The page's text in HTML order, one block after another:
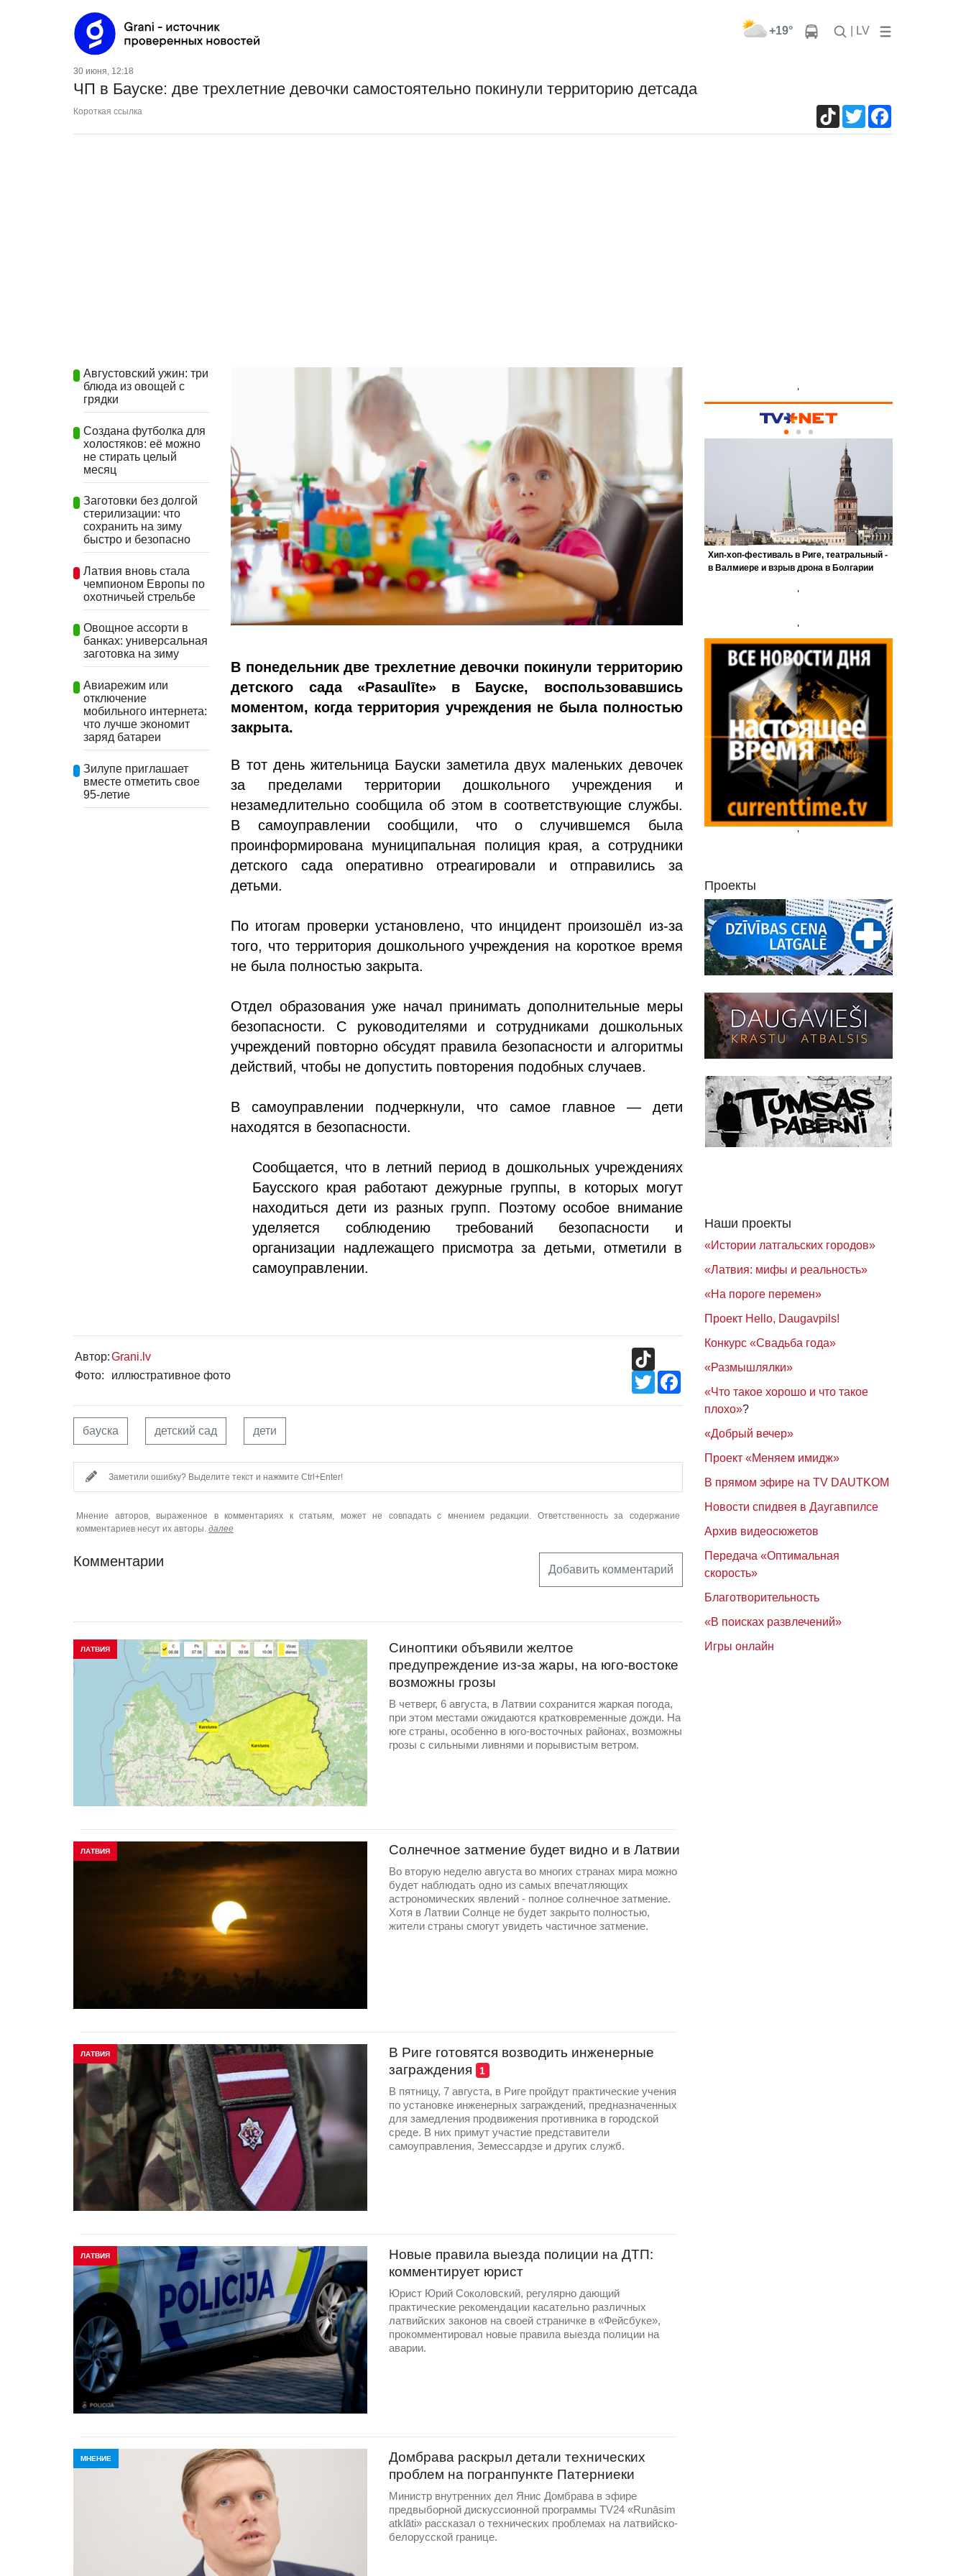
+19° | LV
30 июня, 12:18
ЧП в Бауске: две трехлетние девочки самостоятельно покинули территорию детсада
Короткая ссылка TikTokTwitter
Августовский ужин: три
блюда из овощей с
грядки
Создана футболка для
холостяков: её можно
не стирать целый
месяц
Заготовки без долгой
стерилизации: что
сохранить на зиму
быстро и безопасно
Латвия вновь стала
чемпионом Европы по
охотничьей стрельбе
Овощное ассорти в
банках: универсальная
заготовка на зиму
Авиарежим или
отключение
мобильного интернета:
что лучше экономит
заряд батареи
Зилупе приглашает
вместе отметить свое
95-летие
В понедельник две трехлетние девочки покинули территорию
детского сада «Pasaulīte» в Бауске, воспользовавшись
моментом, когда территория учреждения не была полностью
закрыта.
В тот день жительница Бауски заметила двух маленьких девочек
за пределами территории дошкольного учреждения и
незамедлительно сообщила об этом в соответствующие службы.
В самоуправлении сообщили, что о случившемся была
проинформирована муниципальная полиция края, а сотрудники
детского сада оперативно отреагировали и отправились за
детьми.
По итогам проверки установлено, что инцидент произошёл из-за
того, что территория дошкольного учреждения на короткое время
не была полностью закрыта.
Отдел образования уже начал принимать дополнительные меры
безопасности. С руководителями и сотрудниками дошкольных
учреждений повторно обсудят правила безопасности и алгоритмы
действий, чтобы не допустить повторения подобных случаев.
В самоуправлении подчеркнули, что самое главное — дети
находятся в безопасности.
Сообщается, что в летний период в дошкольных учреждениях
Баусского края работают дежурные группы, в которых могут
находиться дети из разных групп. Поэтому особое внимание
уделяется соблюдению требований безопасности и
организации надлежащего присмотра за детьми, отметили в
самоуправлении.
Автор:Grani.lv
Фото:
иллюстративное фото
TikTok
TwitterFacebook
бауска детский сад дети
Заметили ошибку? Выделите текст и нажмите Ctrl+Enter!
Мнение авторов, выраженное в комментариях к статьям, может не совпадать с мнением редакции. Ответственность за содержание
комментариев несут их авторы. далее
Комментарии
Добавить комментарий
ЛАТВИЯ
Синоптики объявили желтое
предупреждение из-за жары, на юго-востоке
возможны грозы
В четверг, 6 августа, в Латвии сохранится жаркая погода,
при этом местами ожидаются кратковременные дожди. На
юге страны, особенно в юго-восточных районах, возможны
грозы с сильными ливнями и порывистым ветром.
ЛАТВИЯ Солнечное затмение будет видно и в Латвии
Во вторую неделю августа во многих странах мира можно
будет наблюдать одно из самых впечатляющих
астрономических явлений - полное солнечное затмение.
Хотя в Латвии Солнце не будет закрыто полностью,
жители страны смогут увидеть частичное затмение.
ЛАТВИЯ
В Риге готовятся возводить инженерные
заграждения
1
В пятницу, 7 августа, в Риге пройдут практические учения
по установке инженерных заграждений, предназначенных
для замедления продвижения противника в городской
среде. В них примут участие представители
самоуправления, Земессардзе и других служб.
ЛАТВИЯ
Новые правила выезда полиции на ДТП:
комментирует юрист
Юрист Юрий Соколовский, регулярно дающий
практические рекомендации касательно различных
латвийских законов на своей страничке в «Фейсбуке»,
прокомментировал новые правила выезда полиции на
аварии.
МНЕНИЕ
Домбравa раскрыл детали технических
проблем на погранпункте Патерниеки
Министр внутренних дел Янис Домбрава в эфире
предвыборной дискуссионной программы TV24 «Runāsim
atklāti» рассказал о технических проблемах на латвийско-
белорусской границе.
'
'
'
'
Проекты
Наши проекты
«Истории латгальских городов»
«Латвия: мифы и реальность»
«На пороге перемен»
Проект Hello, Daugavpils!
Конкурс «Свадьба года»
«Размышлялки»
«Что такое хорошо и что такое
плохо»?
«Добрый вечер»
Проект «Меняем имидж»
В прямом эфире на TV DAUTKOM
Новости спидвея в Даугавпилсе
Архив видеосюжетов
Передача «Оптимальная
скорость»
Благотворительность
«В поисках развлечений»
Игры онлайн